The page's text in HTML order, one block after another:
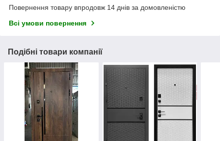
Повернення товару впродовж 14 днів за домовленістю
Всі умови повернення
Подібні товари компанії